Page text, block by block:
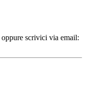
oppure scrivici via email: